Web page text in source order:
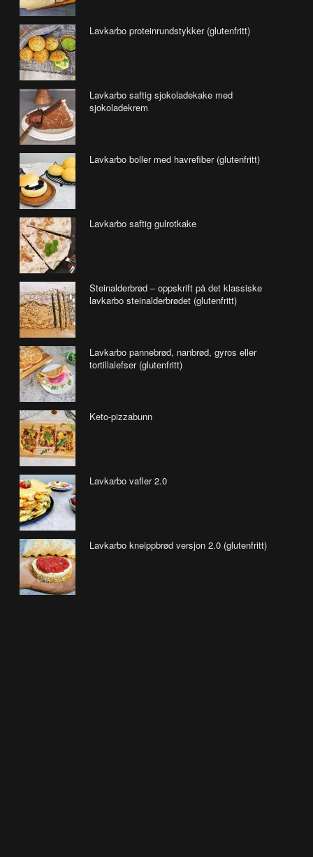
Lavkarbo proteinrundstykker (glutenfritt)
Lavkarbo saftig sjokoladekake med
sjokoladekrem
Lavkarbo boller med havrefiber (glutenfritt)
Lavkarbo saftig gulrotkake
Steinalderbrød – oppskrift på det klassiske
lavkarbo steinalderbrødet (glutenfritt)
Lavkarbo pannebrød, nanbrød, gyros eller
tortillalefser (glutenfritt)
Keto-pizzabunn
Lavkarbo vafler 2.0
Lavkarbo kneippbrød versjon 2.0 (glutenfritt)